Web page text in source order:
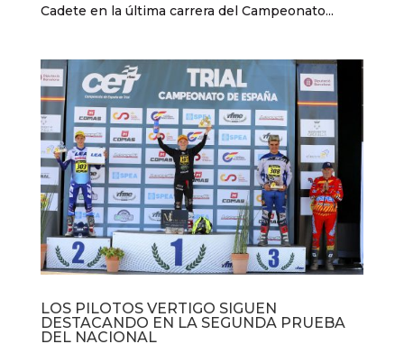
Cadete en la última carrera del Campeonato...
LOS PILOTOS VERTIGO SIGUEN
DESTACANDO EN LA SEGUNDA PRUEBA
DEL NACIONAL